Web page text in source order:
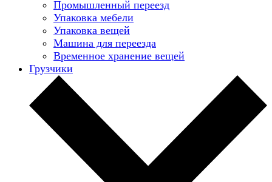
Промышленный переезд
Упаковка мебели
Упаковка вещей
Машина для переезда
Временное хранение вещей
Грузчики